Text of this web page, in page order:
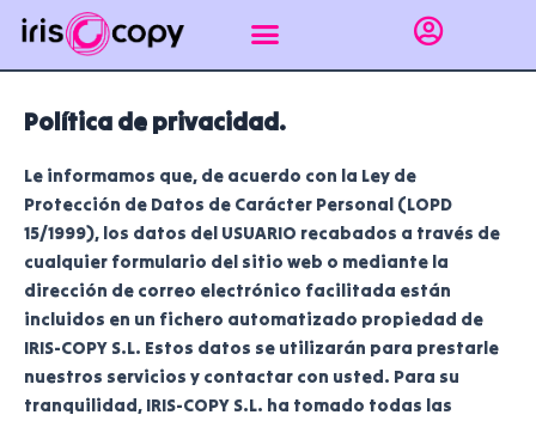
contenido
Política de privacidad.
Le informamos que, de acuerdo con la Ley de
Protección de Datos de Carácter Personal (LOPD
15/1999), los datos del USUARIO recabados a través de
cualquier formulario del sitio web o mediante la
dirección de correo electrónico facilitada están
incluidos en un fichero automatizado propiedad de
IRIS-COPY S.L. Estos datos se utilizarán para prestarle
nuestros servicios y contactar con usted. Para su
tranquilidad, IRIS-COPY S.L. ha tomado todas las